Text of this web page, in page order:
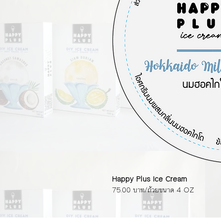
Happy Plus Ice Cream
75.00 บาท/ถ้วยขนาด 4 OZ